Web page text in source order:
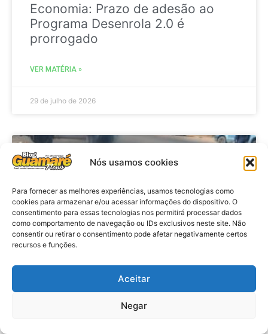
Nós usamos cookies
Para fornecer as melhores experiências, usamos tecnologias como
cookies para armazenar e/ou acessar informações do dispositivo. O
consentimento para essas tecnologias nos permitirá processar dados
como comportamento de navegação ou IDs exclusivos neste site. Não
consentir ou retirar o consentimento pode afetar negativamente certos
recursos e funções.
Aceitar
Negar
Economia: Prazo de adesão ao
Programa Desenrola 2.0 é
prorrogado
VER MATÉRIA »
29 de julho de 2026
Acidente: A caminho do trabalho
professora se envolve em